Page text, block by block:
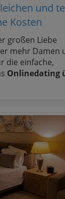
und
Kosten
großen Liebe
mehr Damen
die einfache,
Onlinedating